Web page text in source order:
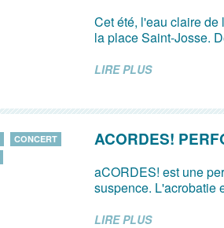
Cet été, l'eau claire
la place Saint-Josse.
LIRE PLUS
CONCERT
ACORDES!
aCORDES! est une
suspence. L'acrobatie
LIRE PLUS